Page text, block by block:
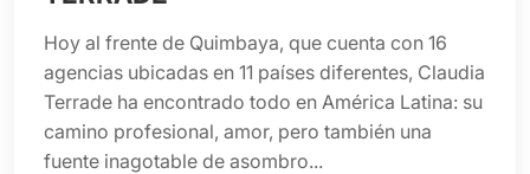
Hoy al frente de Quimbaya, que cuenta con 16
agencias ubicadas en 11 países diferentes, Claudia
Terrade ha encontrado todo en América Latina: su
camino profesional, amor, pero también una
fuente inagotable de asombro...